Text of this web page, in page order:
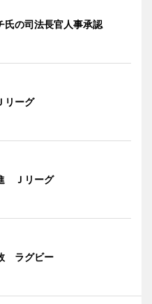
氏の司法長官人事承認
リーグ
Ｊリーグ
ラグビー